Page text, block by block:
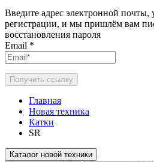
Введите адрес электронной почты,
регистрации, и мы пришлём вам
восстановления пароля
Email *
Получить ссылку
Главная
Новая техника
Катки
SR
Каталог новой техники